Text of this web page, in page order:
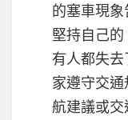
的塞車現
堅持自己
有人都失
家遵守交
航建議或